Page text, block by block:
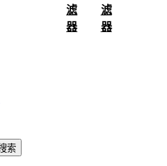
滤
器
滤
器